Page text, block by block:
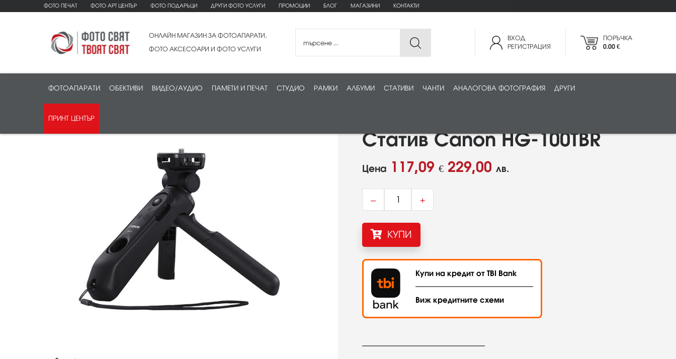
ФОТО ПЕЧАТ ФОТО АРТ ЦЕНТЪР ФОТО ПОДАРЪЦИ ДРУГИ ФОТО УСЛУГИ ПРОМОЦИИ БЛОГ МАГАЗИНИ КОНТАКТИ
ОНЛАЙН МАГАЗИН ЗА ФОТОАПАРАТИ,
ФОТО АКСЕСОАРИ И ФОТО УСЛУГИ
ВХОД
РЕГИСТРАЦИЯ
ПОРЪЧКА
0.00 €
ФОТОАПАРАТИ ОБЕКТИВИ ВИДЕО/АУДИО ПАМЕТИ И ПЕЧАТ СТУДИО РАМКИ АЛБУМИ СТАТИВИ ЧАНТИ АНАЛОГОВА ФОТОГРАФИЯ ДРУГИ
ПРИНТ ЦЕНТЪР
Статив Canon HG-100TBR
Цена 117,09 € 229,00 лв.
– +
КУПИ
Купи на кредит от TBI Bank
Виж кредитните схеми